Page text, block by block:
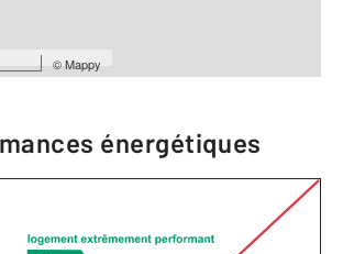
©Mappy
de l'agence
énergétiques